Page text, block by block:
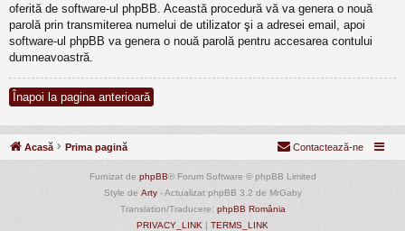
oferită de software-ul phpBB. Această procedură vă va genera o nouă
parolă prin transmiterea numelui de utilizator şi a adresei email, apoi
software-ul phpBB va genera o nouă parolă pentru accesarea contului
dumneavoastră.
Înapoi la pagina anterioară
Acasă Prima pagină Contactează-ne
Furnizat de phpBB® Forum Software © phpBB Limited
Style de Arty- Actualizat phpBB 3.2 de MrGaby
Translation/Traducere: phpBB România
PRIVACY_LINK | TERMS_LINK